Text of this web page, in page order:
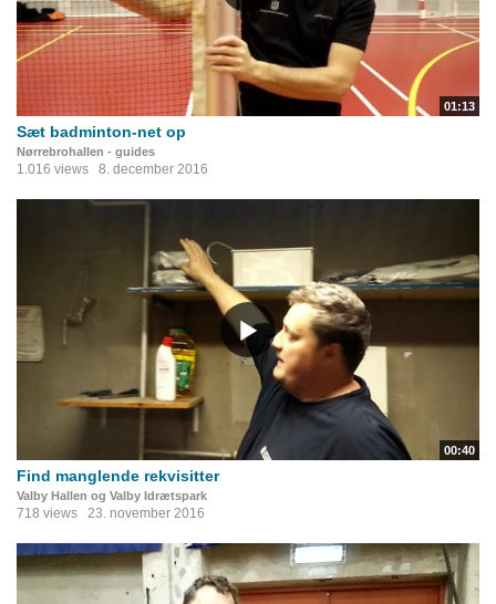
01:13
Sæt badminton-net op
Nørrebrohallen - guides
1.016 views 8. december 2016
00:40
Find manglende rekvisitter
Valby Hallen og Valby Idrætspark
718 views 23. november 2016